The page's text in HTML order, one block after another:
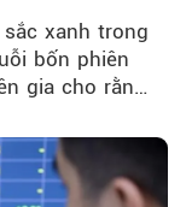
xanh trong
bốn phiên
gia cho rằng